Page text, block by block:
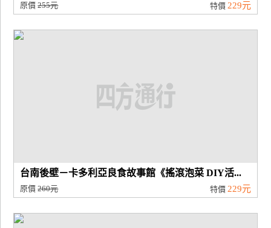
原價255元 特價 229元
台南後壁－卡多利亞良食故事館《搖滾泡菜 DIY活...
原價260元 特價 229元